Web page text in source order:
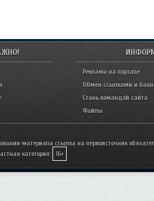
Реклама на портале
Обмен ссылками и
Стань командой сайта
Файлы
материала ссылка на первоисточник
категория: 16+